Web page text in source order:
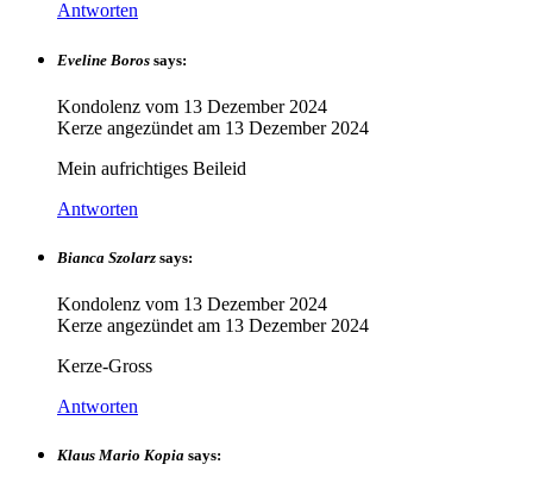
Antworten
Eveline Boros says:
Kondolenz vom 13 Dezember 2024
Kerze angezündet am 13 Dezember 2024
Mein aufrichtiges Beileid
Antworten
Bianca Szolarz says:
Kondolenz vom 13 Dezember 2024
Kerze angezündet am 13 Dezember 2024
Kerze-Gross
Antworten
Klaus Mario Kopia says: